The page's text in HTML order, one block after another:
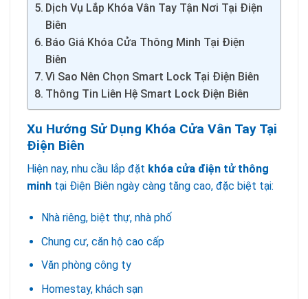
Dịch Vụ Lắp Khóa Vân Tay Tận Nơi Tại Điện
Biên
Báo Giá Khóa Cửa Thông Minh Tại Điện
Biên
Vì Sao Nên Chọn Smart Lock Tại Điện Biên
Thông Tin Liên Hệ Smart Lock Điện Biên
Xu Hướng Sử Dụng Khóa Cửa Vân Tay Tại
Điện Biên
Hiện nay, nhu cầu lắp đặt khóa cửa điện tử thông
minh tại Điện Biên ngày càng tăng cao, đặc biệt tại:
Nhà riêng, biệt thự, nhà phố
Chung cư, căn hộ cao cấp
Văn phòng công ty
Homestay, khách sạn